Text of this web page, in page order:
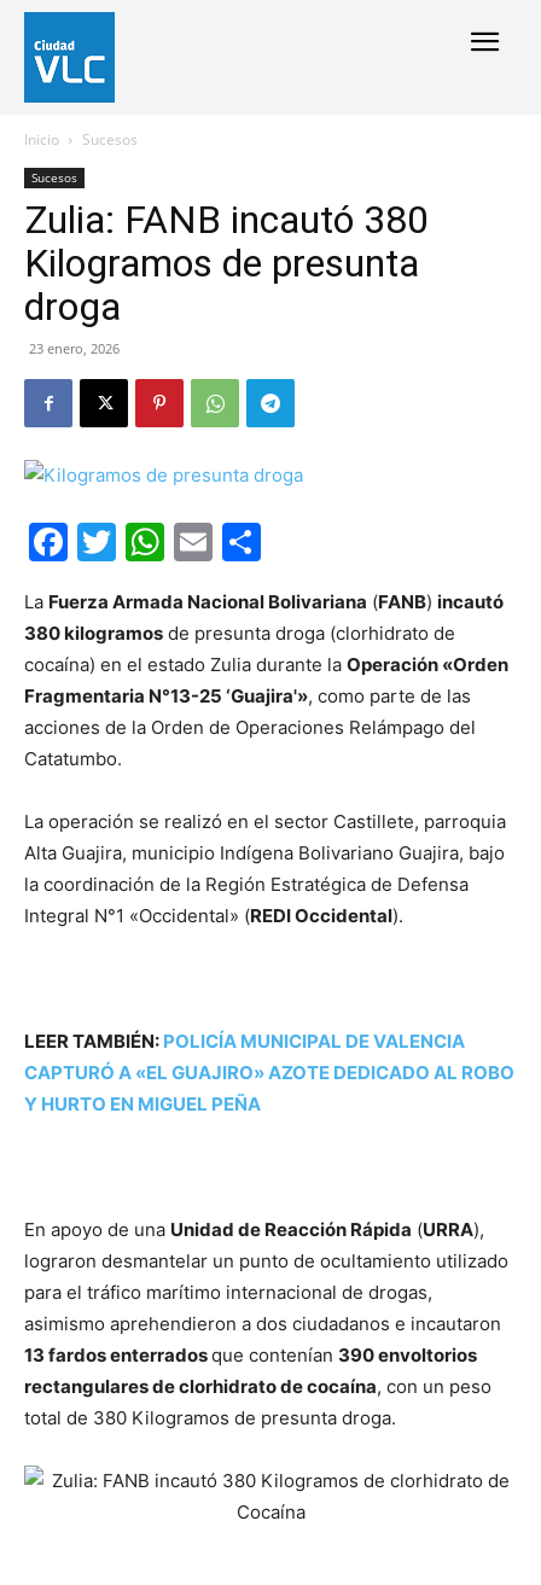
Inicio Sucesos
Sucesos
Zulia: FANB incautó 380
Kilogramos de presunta
droga
23 enero, 2026
Facebook
Twitter
WhatsApp
Email
La Fuerza Armada Nacional Bolivariana (FANB) incautó
380 kilogramos de presunta droga (clorhidrato de
cocaína) en el estado Zulia durante la Operación «Orden
Fragmentaria N°13-25 ‘Guajira'», como parte de las
acciones de la Orden de Operaciones Relámpago del
Catatumbo.
La operación se realizó en el sector Castillete, parroquia
Alta Guajira, municipio Indígena Bolivariano Guajira, bajo
la coordinación de la Región Estratégica de Defensa
Integral N°1 «Occidental» (REDI Occidental).
LEER TAMBIÉN: POLICÍA MUNICIPAL DE VALENCIA
CAPTURÓ A «EL GUAJIRO» AZOTE DEDICADO AL ROBO
Y HURTO EN MIGUEL PEÑA
En apoyo de una Unidad de Reacción Rápida (URRA),
lograron desmantelar un punto de ocultamiento utilizado
para el tráfico marítimo internacional de drogas,
asimismo aprehendieron a dos ciudadanos e incautaron
13 fardos enterradosque contenían 390 envoltorios
rectangulares de clorhidrato de cocaína, con un peso
total de 380 Kilogramos de presunta droga.